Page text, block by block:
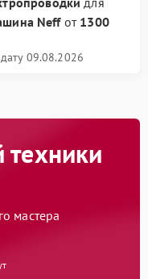
Neffот 1300
09.08.2026
мастера